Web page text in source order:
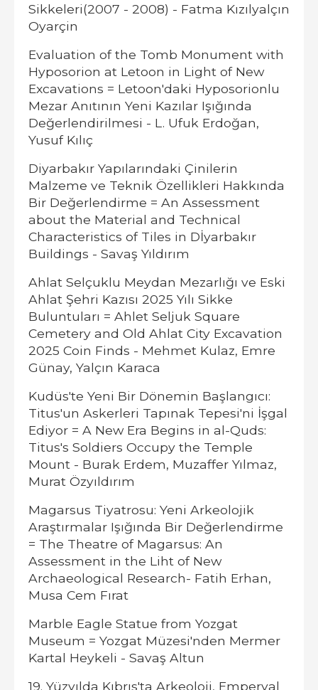
Sikkeleri(2007 - 2008) - Fatma Kızılyalçın
Oyarçin
Evaluation of the Tomb Monument with
Hyposorion at Letoon in Light of New
Excavations = Letoon'daki Hyposorionlu
Mezar Anıtının Yeni Kazılar Işığında
Değerlendirilmesi - L. Ufuk Erdoğan,
Yusuf Kılıç
Diyarbakır Yapılarındaki Çinilerin
Malzeme ve Teknik Özellikleri Hakkında
Bir Değerlendirme = An Assessment
about the Material and Technical
Characteristics of Tiles in Dİyarbakır
Buildings - Savaş Yıldırım
Ahlat Selçuklu Meydan Mezarlığı ve Eski
Ahlat Şehri Kazısı 2025 Yılı Sikke
Buluntuları = Ahlet Seljuk Square
Cemetery and Old Ahlat City Excavation
2025 Coin Finds - Mehmet Kulaz, Emre
Günay, Yalçın Karaca
Kudüs'te Yeni Bir Dönemin Başlangıcı:
Titus'un Askerleri Tapınak Tepesi'ni İşgal
Ediyor = A New Era Begins in al-Quds:
Titus's Soldiers Occupy the Temple
Mount - Burak Erdem, Muzaffer Yılmaz,
Murat Özyıldırım
Magarsus Tiyatrosu: Yeni Arkeolojik
Araştırmalar Işığında Bir Değerlendirme
= The Theatre of Magarsus: An
Assessment in the Liht of New
Archaeological Research- Fatih Erhan,
Musa Cem Fırat
Marble Eagle Statue from Yozgat
Museum = Yozgat Müzesi'nden Mermer
Kartal Heykeli - Savaş Altun
19. Yüzyılda Kıbrıs'ta Arkeoloji, Emperyal